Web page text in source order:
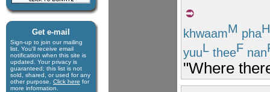
Get e-mail
Sign-up to join our mail­ing
list. You'll receive e­mail
notification when this site is
updated. Your privacy is
guaran­teed; this list is not
sold, shared, or used for any
other purpose. Click here for
more infor­mation.
khwaamM phaH
yuuL theeF nan
"Where